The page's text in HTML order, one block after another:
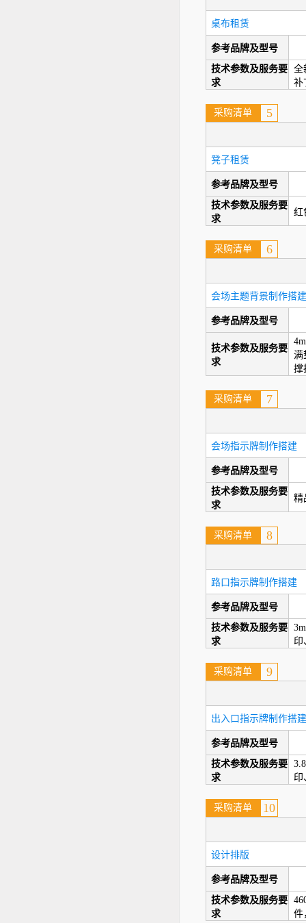
桌布租赁
参考品牌及型号
技术参数及服务要
求
全
补
采购清单 5
凳子租赁
参考品牌及型号
技术参数及服务要
求
红
采购清单 6
会场主题背景制作搭建
参考品牌及型号
技术参数及服务要
求
满
撑
采购清单 7
会场指示牌制作搭建
参考品牌及型号
技术参数及服务要
求
精
采购清单 8
路口指示牌制作搭建
参考品牌及型号
技术参数及服务要
求
印
采购清单 9
出入口指示牌制作搭建
参考品牌及型号
技术参数及服务要
求
印
采购清单 10
设计排版
参考品牌及型号
技术参数及服务要
求
件